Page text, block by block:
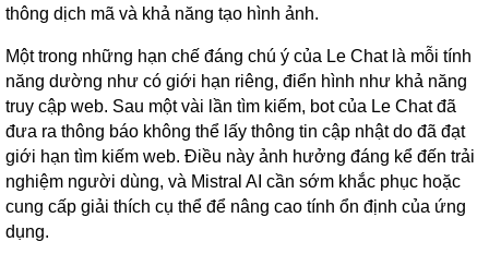
thông dịch mã và khả năng tạo hình ảnh.
Một trong những hạn chế đáng chú ý của Le Chat là mỗi tính
năng dường như có giới hạn riêng, điển hình như khả năng
truy cập web. Sau một vài lần tìm kiếm, bot của Le Chat đã
đưa ra thông báo không thể lấy thông tin cập nhật do đã đạt
giới hạn tìm kiếm web. Điều này ảnh hưởng đáng kể đến trải
nghiệm người dùng, và Mistral AI cần sớm khắc phục hoặc
cung cấp giải thích cụ thể để nâng cao tính ổn định của ứng
dụng.